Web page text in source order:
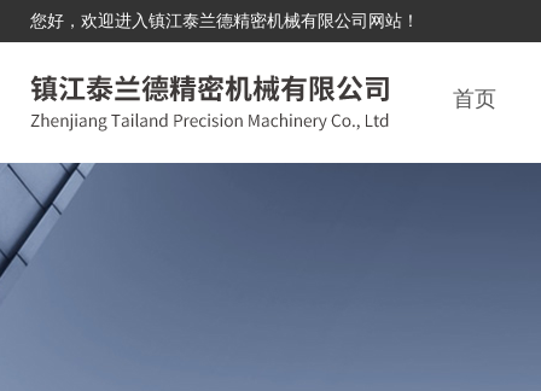
您好，欢迎进入镇江泰兰德精密机械有限公司网站！
首页